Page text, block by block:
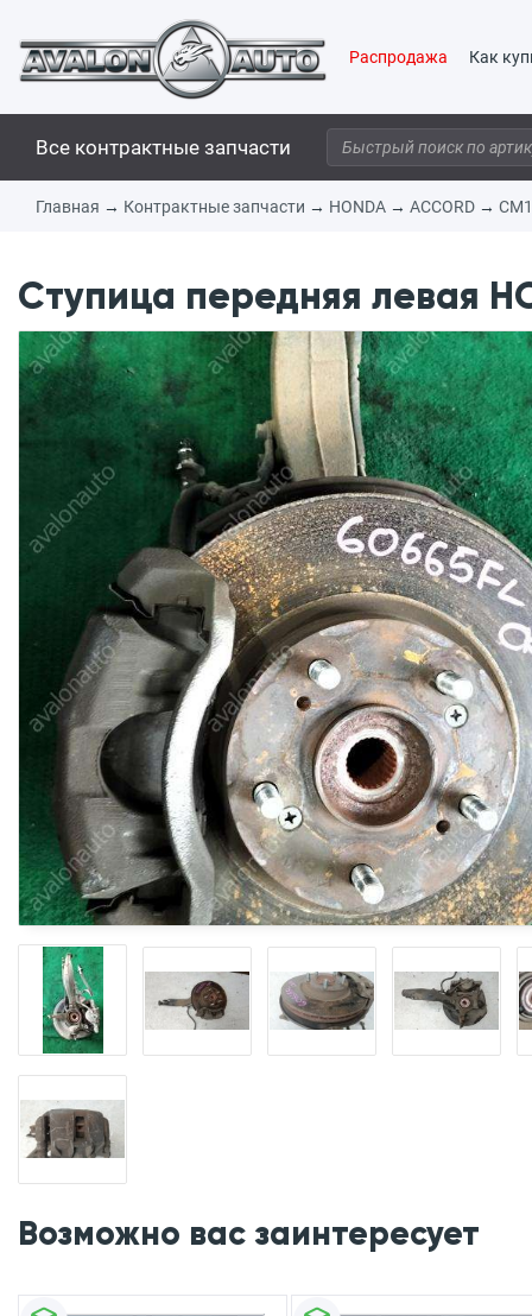
Распродажа Как
Все контрактные запчасти
Главная → Контрактные запчасти → HONDA → ACCORD → CM1
Ступица передняя левая
Возможно вас заинтересует